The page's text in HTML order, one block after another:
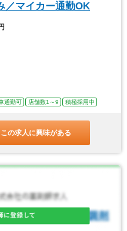
／マイカー通勤OK
通勤可 店舗数1～9 積極採用中
この求人に興味がある